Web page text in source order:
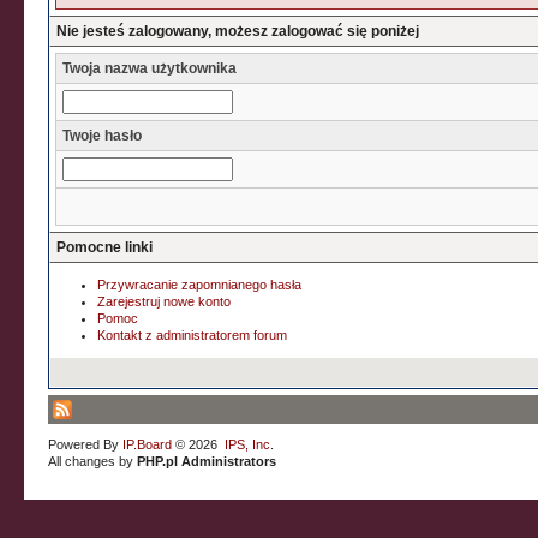
Nie jesteś zalogowany, możesz zalogować się poniżej
Twoja nazwa użytkownika
Twoje hasło
Pomocne linki
Przywracanie zapomnianego hasła
Zarejestruj nowe konto
Pomoc
Kontakt z administratorem forum
Powered By IP.Board © 2026 IPS, Inc
All changes byPHP.pl Administrators